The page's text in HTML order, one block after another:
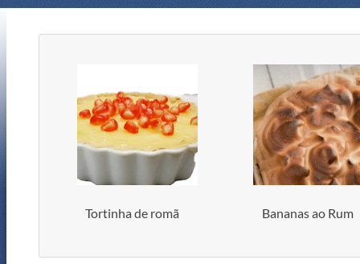
Tortinha de romã Bananas ao Rum